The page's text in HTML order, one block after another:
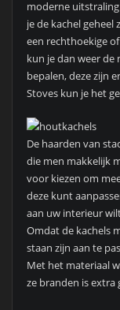
moderne
je de kachel
een rechthoekige
kun je dan weer de
bepalen, deze zijn
Stoves kun je het
De haarden van
die men makkelijk
voor kiezen om
deze kunt
aan uw interieur
Omdat de kachels
staan zijn aan te
Met het materiaal
ze branden is extra